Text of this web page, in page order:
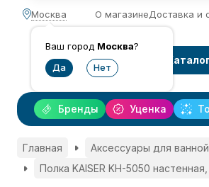
Москва
Ваш город Москва?
О магазинеДоставка и
Каталог
Уценка
Бренды
Главная Аксессуары для ванной
Полка KAISER KH-5050